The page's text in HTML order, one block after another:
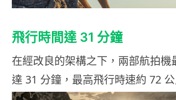
飛行時間達 31 分鐘
在經改良的架構之下，兩部航拍機
達 31 分鐘，最高飛行時速約 72 公